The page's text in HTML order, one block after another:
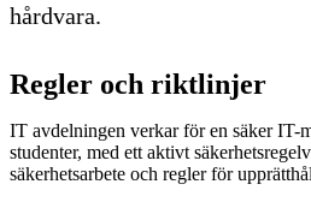
hårdvara.
Regler och riktlinjer
IT avdelningen verkar för en säker IT-
studenter, med ett aktivt
säkerhetsarbete och regler för